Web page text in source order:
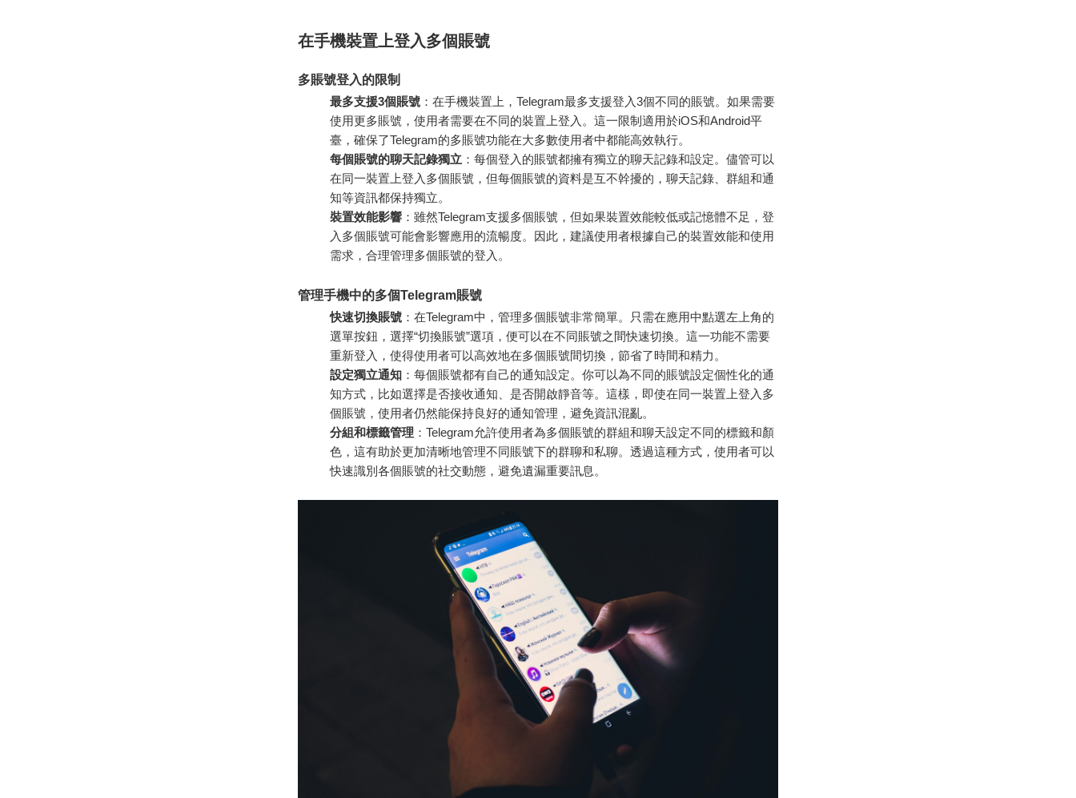
在手機裝置上登入多個賬號
多賬號登入的限制
最多支援3個賬號 ：在手機裝置上，Telegram最多支援登入3個不同的賬號。如果需要
使用更多賬號，使用者需要在不同的裝置上登入。這一限制適用於iOS和Android平
臺，確保了Telegram的多賬號功能在大多數使用者中都能高效執行。
每個賬號的聊天記錄獨立 ：每個登入的賬號都擁有獨立的聊天記錄和設定。儘管可以
在同一裝置上登入多個賬號，但每個賬號的資料是互不幹擾的，聊天記錄、群組和通
知等資訊都保持獨立。
裝置效能影響 ：雖然Telegram支援多個賬號，但如果裝置效能較低或記憶體不足，登
入多個賬號可能會影響應用的流暢度。因此，建議使用者根據自己的裝置效能和使用
需求，合理管理多個賬號的登入。
管理手機中的多個Telegram賬號
快速切換賬號 ：在Telegram中，管理多個賬號非常簡單。只需在應用中點選左上角的
選單按鈕，選擇“切換賬號”選項，便可以在不同賬號之間快速切換。這一功能不需要
重新登入，使得使用者可以高效地在多個賬號間切換，節省了時間和精力。
設定獨立通知 ：每個賬號都有自己的通知設定。你可以為不同的賬號設定個性化的通
知方式，比如選擇是否接收通知、是否開啟靜音等。這樣，即使在同一裝置上登入多
個賬號，使用者仍然能保持良好的通知管理，避免資訊混亂。
分組和標籤管理 ：Telegram允許使用者為多個賬號的群組和聊天設定不同的標籤和顏
色，這有助於更加清晰地管理不同賬號下的群聊和私聊。透過這種方式，使用者可以
快速識別各個賬號的社交動態，避免遺漏重要訊息。